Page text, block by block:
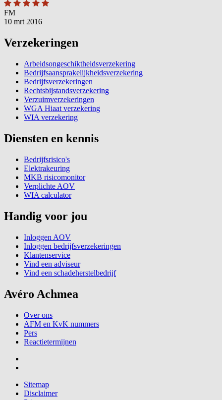
FM
10 mrt 2016
Verzekeringen
Arbeidsongeschiktheidsverzekering
Bedrijfsaansprakelijkheidsverzekering
Bedrijfsverzekeringen
Rechtsbijstandsverzekering
Verzuimverzekeringen
WGA Hiaat verzekering
WIA verzekering
Diensten en kennis
Bedrijfsrisico's
Elektrakeuring
MKB risicomonitor
Verplichte AOV
WIA calculator
Handig voor jou
Inloggen AOV
Inloggen bedrijfsverzekeringen
Klantenservice
Vind een adviseur
Vind een schadeherstelbedrijf
Avéro Achmea
Over ons
AFM en KvK nummers
Pers
Reactietermijnen
Sitemap
Disclaimer